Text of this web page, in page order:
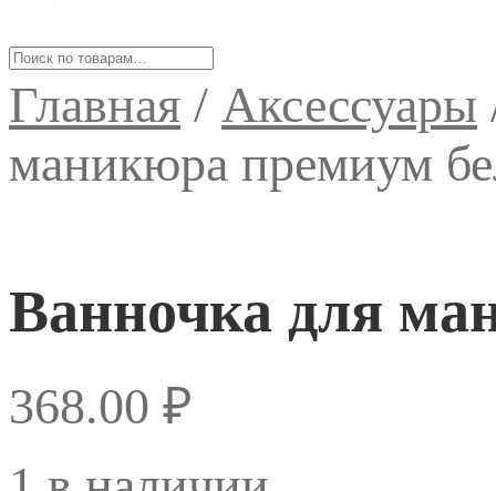
Главная / Аксессуары
маникюра премиум
Ванночка для
368.00 ₽